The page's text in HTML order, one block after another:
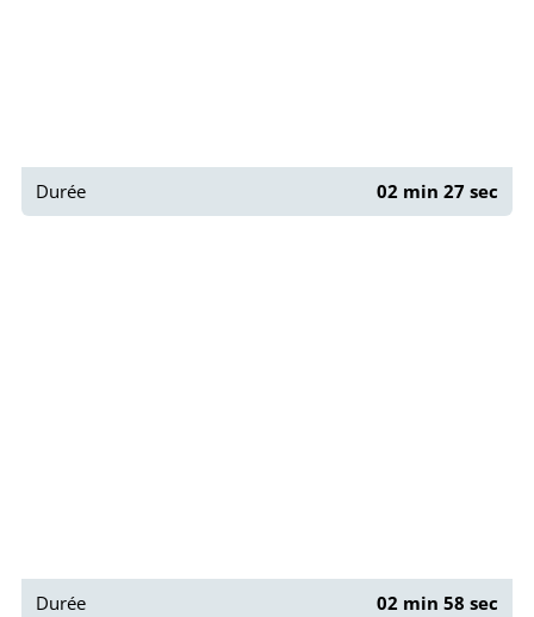
Durée 02 min 27 sec
Durée 02 min 58 sec